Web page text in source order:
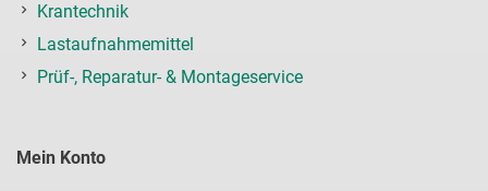
Krantechnik
Lastaufnahmemittel
Prüf-, Reparatur- & Montageservice
Mein Konto